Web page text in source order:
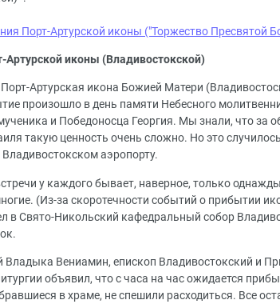
Порт-Артурской иконы ("Торжество Пресвятой
Артурской иконы (Владивостокской)
Порт-Артурская икона Божией Матери
произошло в день памяти Небесного
и Победоносца Георгия. Мы знали, что за
такую ценность очень сложно. Но это
аэропорту.
у каждого бывает, наверное, только
(Из-за скоротечности событий о прибытии
в Свято-Никольский кафедральный собор
Вениамин, епископ Владивостокский и
объявил, что с часа на час ожидается
в храме, не спешили расходиться. Все